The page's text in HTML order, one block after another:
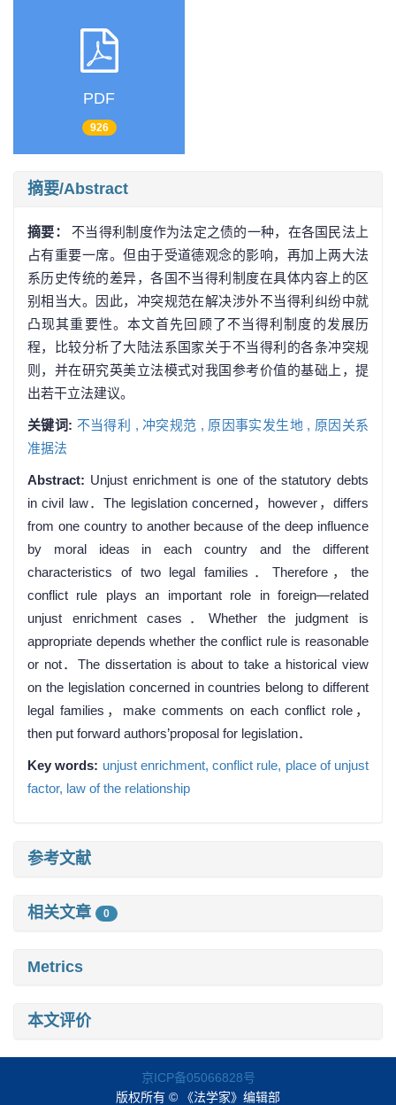
PDF
926
摘要/Abstract
摘要：不当得利制度作为法定之债的一种，在各国民法上
占有重要一席。但由于受道德观念的影响，再加上两大法
系历史传统的差异，各国不当得利制度在具体内容上的区
别相当大。因此，冲突规范在解决涉外不当得利纠纷中就
凸现其重要性。本文首先回顾了不当得利制度的发展历
程，比较分析了大陆法系国家关于不当得利的各条冲突规
则，并在研究英美立法模式对我国参考价值的基础上，提
出若干立法建议。
关键词: 不当得利 , 冲突规范 , 原因事实发生地 , 原因关系
准据法
Abstract: Unjust enrichment is one of the statutory debts
in civil law．The legislation concerned，however，differs
from one country to another because of the deep influence
by moral ideas in each country and the different
characteristics of two legal families．Therefore，the
conflict rule plays an important role in foreign—related
unjust enrichment cases．Whether the judgment is
appropriate depends whether the conflict rule is reasonable
or not．The dissertation is about to take a historical view
on the legislation concerned in countries belong to different
legal families，make comments on each conflict role，
then put forward authors’proposal for legislation．
Key words: unjust enrichment, conflict rule, place of unjust
factor, law of the relationship
参考文献
相关文章 0
Metrics
本文评价
京ICP备05066828号
版权所有 © 《法学家》编辑部